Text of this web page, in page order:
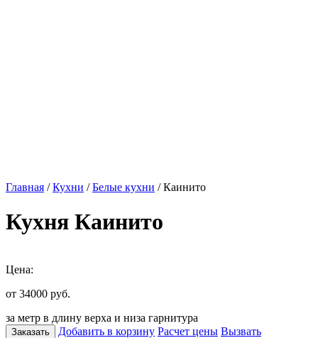
Главная /Кухни /Белые кухни / Каинито
Кухня Каинито
Цена:
от 34000 руб.
за метр в длину верха и низа гарнитура
Заказать Добавить в корзину Расчет цены Вызвать